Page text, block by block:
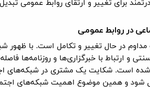
برای تغییر و ارتقای روابط عمومی
در روابط عمومی
در حال تغییر و تکامل است. با ظهور
و ارتباط با خبرگزاری‌ها و روزنامه‌ها
شده است. شکایت یک مشتری در شبکه‌های
شود و همین موضوع اهمیت شبکه‌های